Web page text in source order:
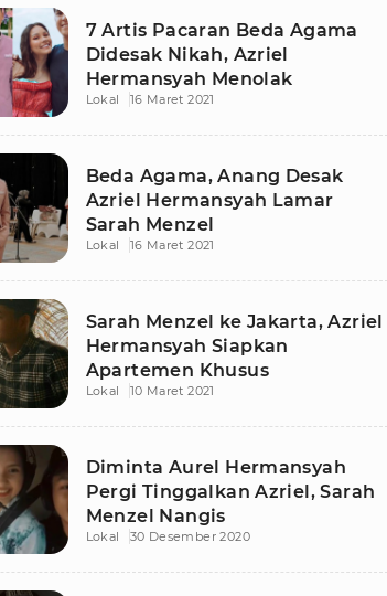
7 Artis Pacaran Beda Agama
Didesak Nikah, Azriel
Hermansyah Menolak
Lokal 16 Maret 2021
Beda Agama, Anang Desak
Azriel Hermansyah Lamar
Sarah Menzel
Lokal 16 Maret 2021
Sarah Menzel ke Jakarta, Azriel
Hermansyah Siapkan
Apartemen Khusus
Lokal 10 Maret 2021
Diminta Aurel Hermansyah
Pergi Tinggalkan Azriel, Sarah
Menzel Nangis
Lokal 30 Desember 2020